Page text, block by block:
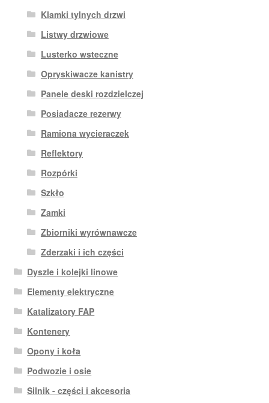
Klamki tylnych drzwi
Listwy drzwiowe
Lusterko wsteczne
Opryskiwacze kanistry
Panele deski rozdzielczej
Posiadacze rezerwy
Ramiona wycieraczek
Reflektory
Rozpórki
Szkło
Zamki
Zbiorniki wyrównawcze
Zderzaki i ich części
Dyszle i kolejki linowe
Elementy elektryczne
Katalizatory FAP
Kontenery
Opony i koła
Podwozie i osie
Silnik - części i akcesoria